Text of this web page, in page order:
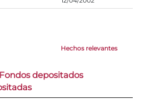
Hechos relevantes
depositados